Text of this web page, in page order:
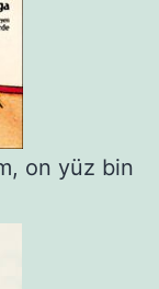
on yüz bin